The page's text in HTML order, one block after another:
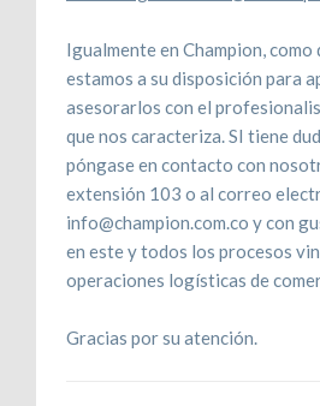
Igualmente en Champion, como
estamos a su disposición para
asesorarlos con el
que nos caracteriza. SI tiene
póngase en contacto con
extensión 103 o al correo
info@champion.com.co y con
en este y todos los procesos
operaciones logísticas de
Gracias por su atención.